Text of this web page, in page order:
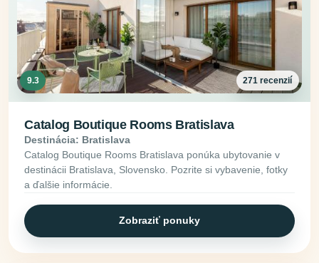
9.3 271 recenzií
Catalog Boutique Rooms Bratislava
Destinácia: Bratislava
Catalog Boutique Rooms Bratislava ponúka ubytovanie v
destinácii Bratislava, Slovensko. Pozrite si vybavenie, fotky
a ďalšie informácie.
Zobraziť ponuky